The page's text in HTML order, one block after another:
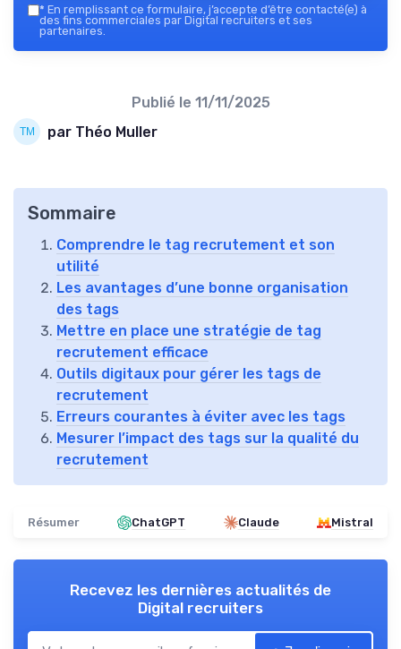
* En remplissant ce formulaire, j’accepte d’être contacté(e) à
des fins commerciales par Digital recruiters et ses
partenaires.
Publié le 11/11/2025
par Théo Muller
Sommaire
Comprendre le tag recrutement et son
utilité
Les avantages d’une bonne organisation
des tags
Mettre en place une stratégie de tag
recrutement efficace
Outils digitaux pour gérer les tags de
recrutement
Erreurs courantes à éviter avec les tags
Mesurer l’impact des tags sur la qualité du
recrutement
Résumer ChatGPT Claude Mistral
Recevez les dernières actualités de
Digital recruiters